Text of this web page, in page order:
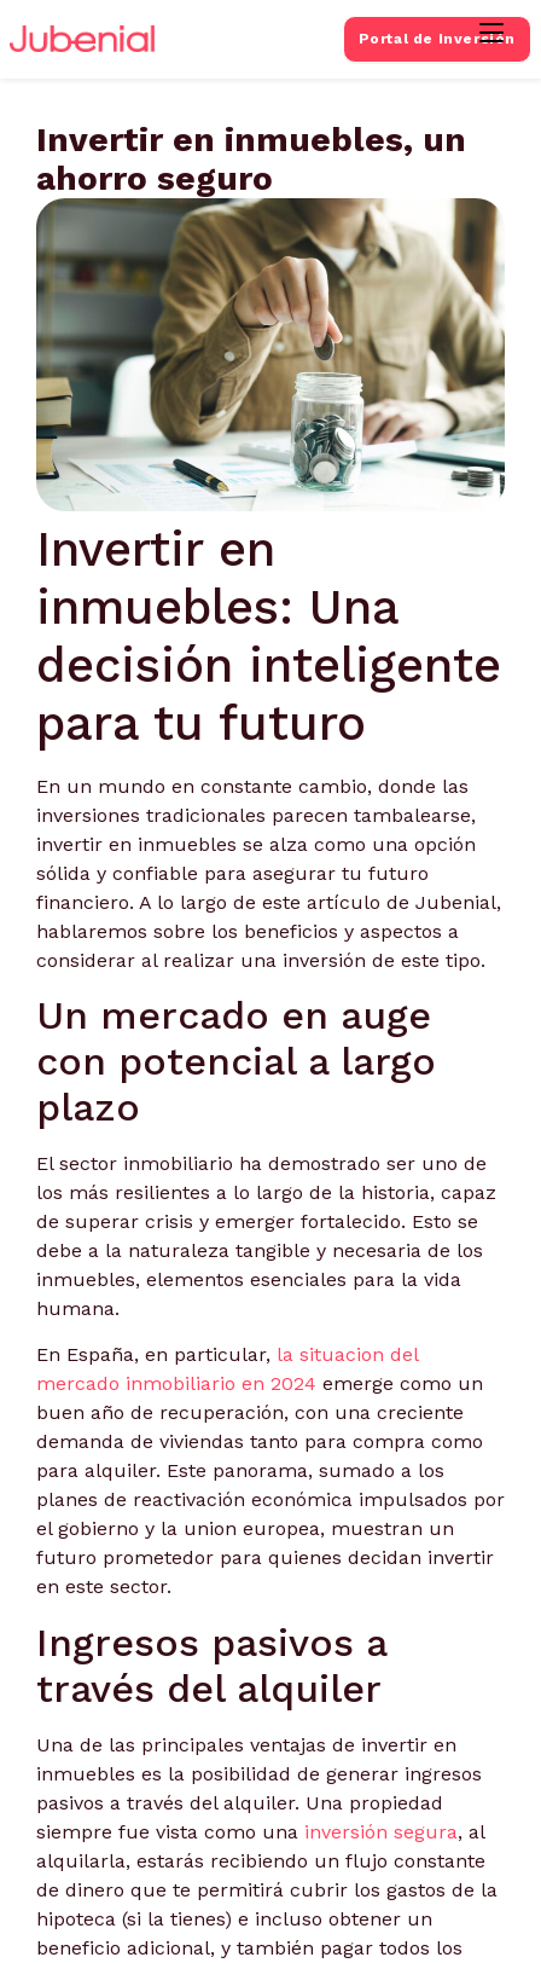
Portal de Inversión
Invertir en inmuebles, un
ahorro seguro
Invertir en
inmuebles: Una
decisión inteligente
para tu futuro
En un mundo en constante cambio, donde las
inversiones tradicionales parecen tambalearse,
invertir en inmuebles se alza como una opción
sólida y confiable para asegurar tu futuro
financiero. A lo largo de este artículo de Jubenial,
hablaremos sobre los beneficios y aspectos a
considerar al realizar una inversión de este tipo.
Un mercado en auge
con potencial a largo
plazo
El sector inmobiliario ha demostrado ser uno de
los más resilientes a lo largo de la historia, capaz
de superar crisis y emerger fortalecido. Esto se
debe a la naturaleza tangible y necesaria de los
inmuebles, elementos esenciales para la vida
humana.
En España, en particular, la situacion del
mercado inmobiliario en 2024 emerge como un
buen año de recuperación, con una creciente
demanda de viviendas tanto para compra como
para alquiler. Este panorama, sumado a los
planes de reactivación económica impulsados por
el gobierno y la union europea, muestran un
futuro prometedor para quienes decidan invertir
en este sector.
Ingresos pasivos a
través del alquiler
Una de las principales ventajas de invertir en
inmuebles es la posibilidad de generar ingresos
pasivos a través del alquiler. Una propiedad
siempre fue vista como una inversión segura, al
alquilarla, estarás recibiendo un flujo constante
de dinero que te permitirá cubrir los gastos de la
hipoteca (si la tienes) e incluso obtener un
beneficio adicional, y también pagar todos los